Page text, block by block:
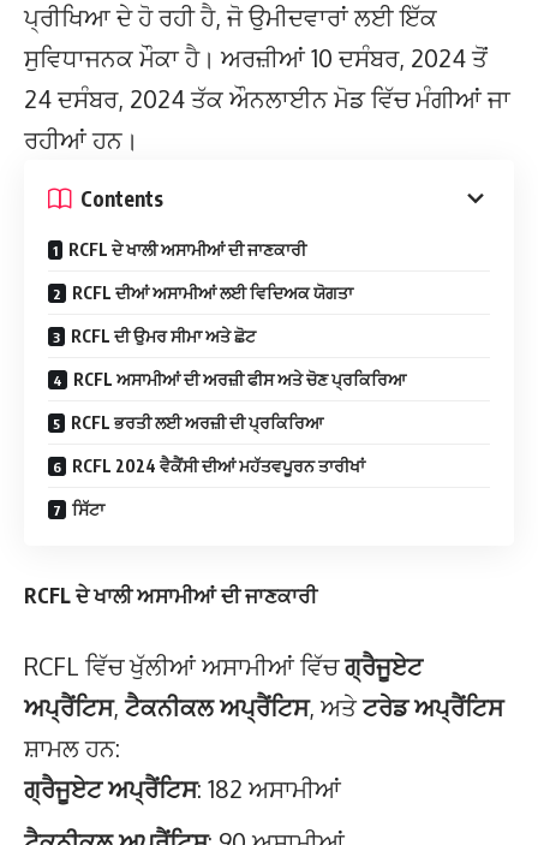
ਪ੍ਰੀਖਿਆ ਦੇ ਹੋ ਰਹੀ ਹੈ, ਜੋ ਉਮੀਦਵਾਰਾਂ ਲਈ ਇੱਕ
ਸੁਵਿਧਾਜਨਕ ਮੌਕਾ ਹੈ। ਅਰਜ਼ੀਆਂ 10 ਦਸੰਬਰ, 2024 ਤੋਂ
24 ਦਸੰਬਰ, 2024 ਤੱਕ ਔਨਲਾਈਨ ਮੋਡ ਵਿੱਚ ਮੰਗੀਆਂ ਜਾ
ਰਹੀਆਂ ਹਨ।
Contents
RCFL ਦੇ ਖਾਲੀ ਅਸਾਮੀਆਂ ਦੀ ਜਾਣਕਾਰੀ
RCFL ਦੀਆਂ ਅਸਾਮੀਆਂ ਲਈ ਵਿਦਿਅਕ ਯੋਗਤਾ
RCFL ਦੀ ਉਮਰ ਸੀਮਾ ਅਤੇ ਛੋਟ
RCFL ਅਸਾਮੀਆਂ ਦੀ ਅਰਜ਼ੀ ਫੀਸ ਅਤੇ ਚੋਣ ਪ੍ਰਕਿਰਿਆ
RCFL ਭਰਤੀ ਲਈ ਅਰਜ਼ੀ ਦੀ ਪ੍ਰਕਿਰਿਆ
RCFL 2024 ਵੈਕੈਂਸੀ ਦੀਆਂ ਮਹੱਤਵਪੂਰਨ ਤਾਰੀਖਾਂ
ਸਿੱਟਾ
RCFL ਦੇ ਖਾਲੀ ਅਸਾਮੀਆਂ ਦੀ ਜਾਣਕਾਰੀ
RCFL ਵਿੱਚ ਖੁੱਲੀਆਂ ਅਸਾਮੀਆਂ ਵਿੱਚਗ੍ਰੈਜੂਏਟ
ਅਪ੍ਰੈਂਟਿਸ,ਟੈਕਨੀਕਲ ਅਪ੍ਰੈਂਟਿਸ, ਅਤੇਟਰੇਡ ਅਪ੍ਰੈਂਟਿਸ
ਸ਼ਾਮਲ ਹਨ:
ਗ੍ਰੈਜੂਏਟ ਅਪ੍ਰੈਂਟਿਸ: 182 ਅਸਾਮੀਆਂ